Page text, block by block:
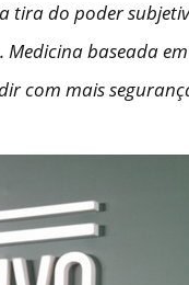
do poder
baseada
com mais